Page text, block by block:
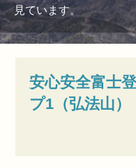
見ています。
安心安全富士
プ1（弘法山）